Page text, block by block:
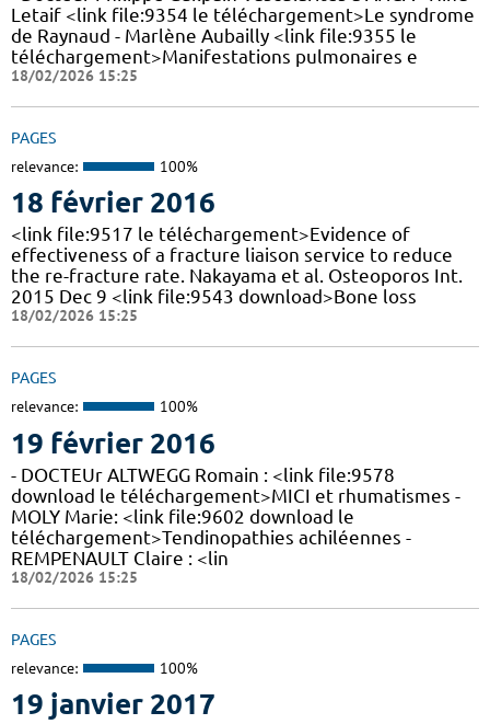
Letaif <link file:9354 le téléchargement>Le syndrome
de Raynaud - Marlène Aubailly <link file:9355 le
téléchargement>Manifestations pulmonaires e
18/02/2026 15:25
PAGES
relevance: 100%
18 février 2016
<link file:9517 le téléchargement>Evidence of
effectiveness of a fracture liaison service to reduce
the re-fracture rate. Nakayama et al. Osteoporos Int.
2015 Dec 9 <link file:9543 download>Bone loss
18/02/2026 15:25
PAGES
relevance: 100%
19 février 2016
- DOCTEUr ALTWEGG Romain : <link file:9578
download le téléchargement>MICI et rhumatismes -
MOLY Marie: <link file:9602 download le
téléchargement>Tendinopathies achiléennes -
REMPENAULT Claire : <lin
18/02/2026 15:25
PAGES
relevance: 100%
19 janvier 2017